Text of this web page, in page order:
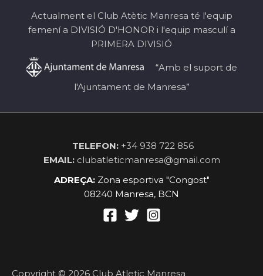
Actualment el Club Atètic Manresa té l'equip
femení a DIVISIÓ D'HONOR i l'equip masculí a
PRIMERA DIVISIÓ
“Amb el suport de
l'Ajuntament de Manresa”
TELEFON:+34 938 722 856
EMAIL:clubatleticmanresa@gmail.com
ADREÇA:Zona esportiva "Congost"
08240 Manresa, BCN
Copyright © 2026 Club Atletic Manresa